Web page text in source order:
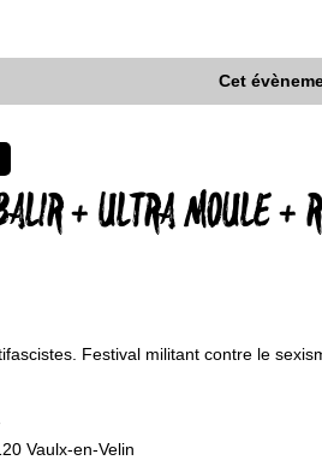
Cet
+ ULTRA MOULE +
Festival militant contre le
Vaulx-en-Velin